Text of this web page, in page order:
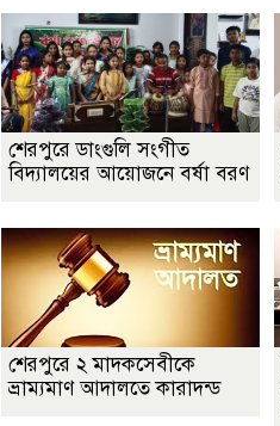
শেরপুরে ডাংগুলি সংগীত
বিদ্যালয়ের আয়োজনে বর্ষা বরণ
শেরপুরে ২ মাদকসেবীকে
ভ্রাম্যমাণ আদালতে কারাদন্ড